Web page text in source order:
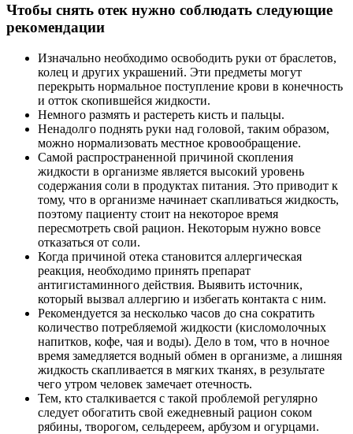
Чтобы снять отек нужно соблюдать следующие
рекомендации
Изначально необходимо освободить руки от браслетов,
колец и других украшений. Эти предметы могут
перекрыть нормальное поступление крови в конечность
и отток скопившейся жидкости.
Немного размять и растереть кисть и пальцы.
Ненадолго поднять руки над головой, таким образом,
можно нормализовать местное кровообращение.
Самой распространенной причиной скопления
жидкости в организме является высокий уровень
содержания соли в продуктах питания. Это приводит к
тому, что в организме начинает скапливаться жидкость,
поэтому пациенту стоит на некоторое время
пересмотреть свой рацион. Некоторым нужно вовсе
отказаться от соли.
Когда причиной отека становится аллергическая
реакция, необходимо принять препарат
антигистаминного действия. Выявить источник,
который вызвал аллергию и избегать контакта с ним.
Рекомендуется за несколько часов до сна сократить
количество потребляемой жидкости (кисломолочных
напитков, кофе, чая и воды). Дело в том, что в ночное
время замедляется водный обмен в организме, а лишняя
жидкость скапливается в мягких тканях, в результате
чего утром человек замечает отечность.
Тем, кто сталкивается с такой проблемой регулярно
следует обогатить свой ежедневный рацион соком
рябины, творогом, сельдереем, арбузом и огурцами.